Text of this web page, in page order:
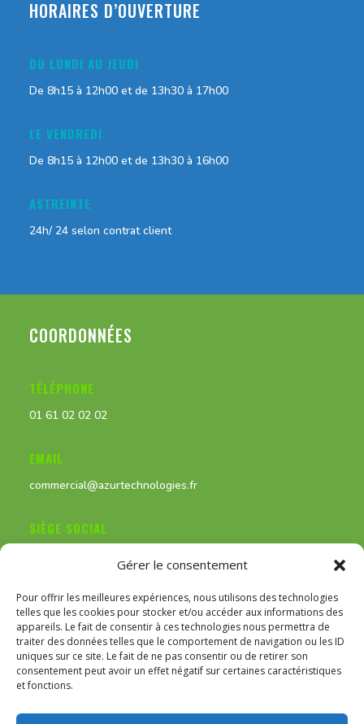
Gérer le consentement
Pour offrir les meilleures expériences, nous utilisons des technologies
telles que les cookies pour stocker et/ou accéder aux informations des
appareils. Le fait de consentir à ces technologies nous permettra de
traiter des données telles que le comportement de navigation ou les ID
uniques sur ce site. Le fait de ne pas consentir ou de retirer son
consentement peut avoir un effet négatif sur certaines caractéristiques
et fonctions.
HORAIRES D’OUVERTURE
DU LUNDI AU JEUDI
De 8h15 à 12h00 et de 13h30 à 17h00
LE VENDREDI
De 8h15 à 12h00 et de 13h30 à 16h00
ASTREINTE
24h/ 24 selon contrat client
COORDONNÉES
TÉLÉPHONE
01 61 02 02 02
EMAIL
commercial@azurtechnologies.fr
SIÈGE SOCIAL
ArchivesCatégories